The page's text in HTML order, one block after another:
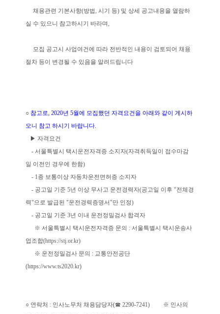
채용관련 기본사항(방법, 시기 등) 및 상세 공고내용을 열람하
실 수 있으니 참고하시기 바라며,
모집 공고시 사업여건에 따라 전반적인 내용이 검토되어 채용
절차 등이 변경될 수 있음을 알려드립니다
○ 참고로, 2020년 5월에 모집했던 자격요건을 아래와 같이 게시하
오니 참고 하시기 바랍니다.
▶ 자격요건
- 서울특별시 택시운전자격증 소지자(자격취득일이 접수마감
일 이전인 경우에 한함)
- 1종 보통이상 자동차운전면허증 소지자
- 공고일 기준 5년 이상 무사고 운전경력자(공고일 이후 "전체경
력"으로 발급된 "운전경력증명서"만 인정)
- 공고일 기준 3년 이내 운전정밀검사 합격자
※ 서울특별시 택시운전자격증 문의 : 서울특별시 택시운송사
업조합(https://stj.or.kr)
※ 운전정밀검사 문의 : 교통안전공단
(https://www.ts2020.kr)
○ 연락처 : 인사노무처 채용담당자(☎ 2290-7241) ※ 인사의